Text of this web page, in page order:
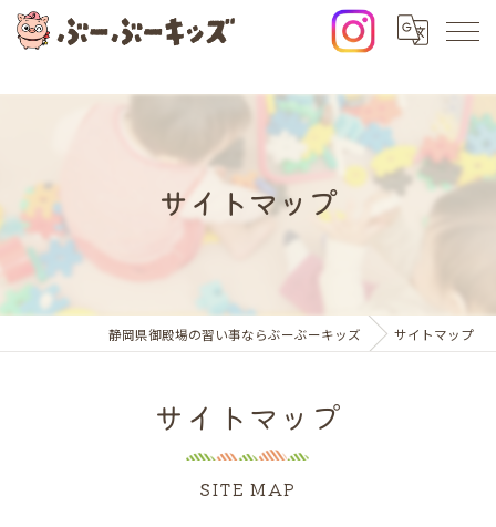
サイトマップ
静岡県御殿場の習い事ならぶーぶーキッズ サイトマップ
SITE MAP
サイトマップ